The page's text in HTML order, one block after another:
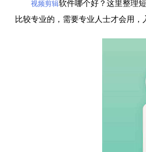
视频剪辑软件哪个好？这里整理
比较专业的，需要专业人士才会用，